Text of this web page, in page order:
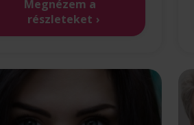
Megnézem a
részleteket